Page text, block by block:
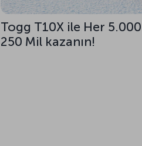
Togg T10X ile Her
250 Mil kazanın!